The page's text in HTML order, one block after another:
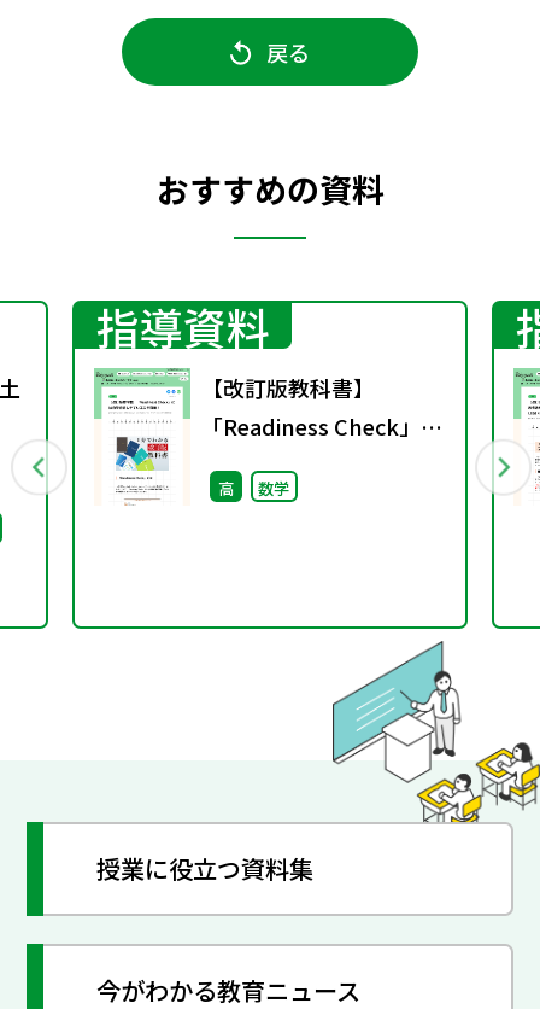
戻る
おすすめの資料
指導資料
【改訂版教科書】
「Readiness Check」に
は自学自習しやすい工夫
が満載！
高 数学
授業に役立つ資料集
今がわかる教育ニュース